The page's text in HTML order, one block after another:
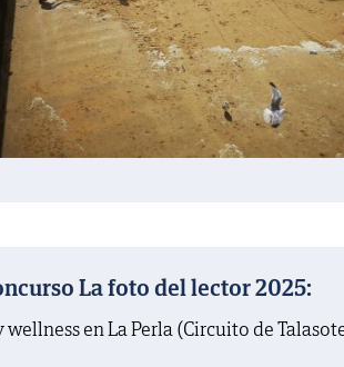
La foto del lector 2025:
en La Perla (Circuito de